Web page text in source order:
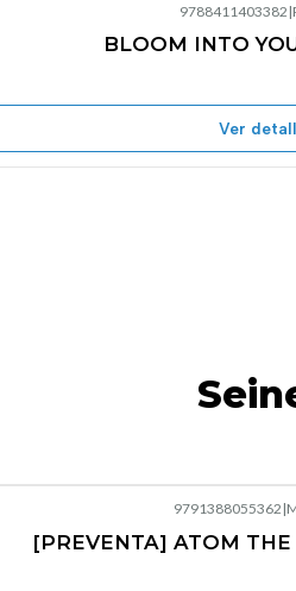
9788411403382 |
BLOOM INTO
Ver
9791388055362 |
[PREVENTA] ATOM